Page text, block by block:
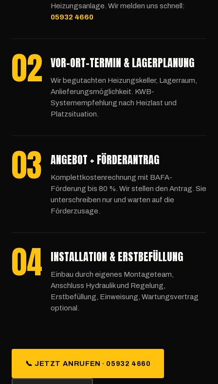
Heizungsanlage. Wir melden uns schnell:
05932 4660
02 VOR-ORT-TERMIN & LAGERPLANUNG
Wir begutachten Heizungskeller, Lagerraum,
Anlieferungsmöglichkeit. KWB-
Systemempfehlung nach Heizlast und
Platzsituation.
03 ANGEBOT + FÖRDERANTRAG
Komplettkostenrechnung mit BAFA-
Förderung bis 80 %. Wir stellen den Antrag. Sie
unterschreiben nur und warten auf die
Förderzusage.
04 INSTALLATION & ERSTBEFÜLLUNG
Einbau durch eigenes Montageteam,
Anschluss Hydraulik und Regelung,
Erstbefüllung, Einweisung, Wartungsvertrag
optional.
📞 JETZT ANRUFEN · 05932 4660